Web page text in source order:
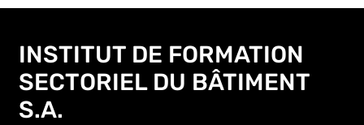
INSTITUT DE FORMATION
SECTORIEL DU BÂTIMENT
S.A.